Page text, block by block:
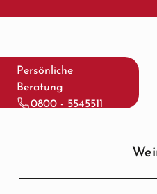
Hauptinhalt springen
Zur Suche springen
Zur Hauptnavigation
Persönliche
Beratung
0800 - 5545511